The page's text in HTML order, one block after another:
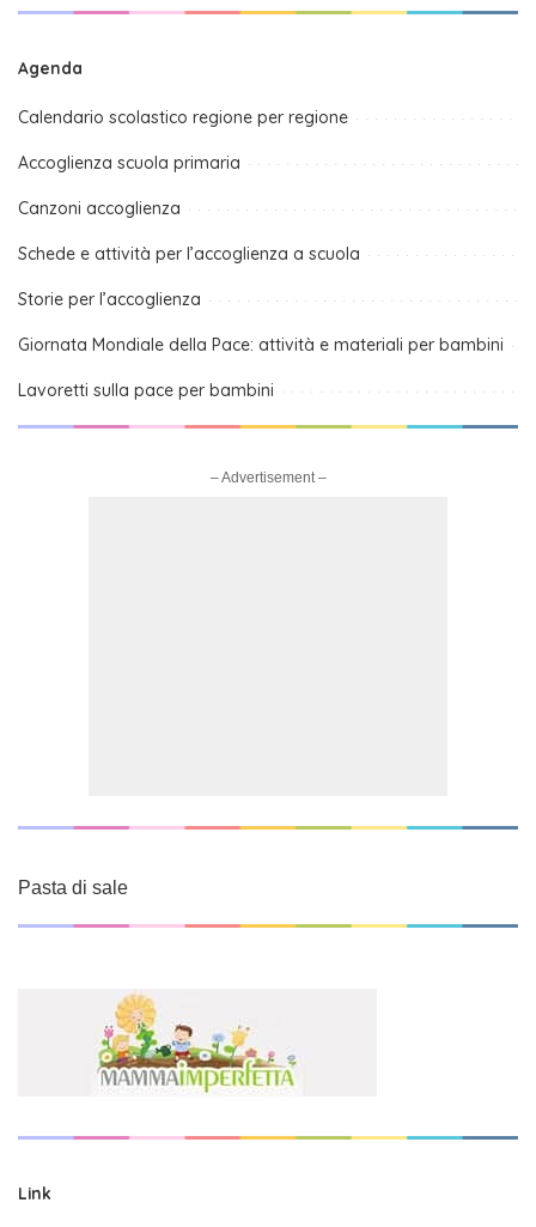
Agenda
Calendario scolastico regione per regione
Accoglienza scuola primaria
Canzoni accoglienza
Schede e attività per l’accoglienza a scuola
Storie per l’accoglienza
Giornata Mondiale della Pace: attività e materiali per bambini
Lavoretti sulla pace per bambini
– Advertisement –
Pasta di sale
Link